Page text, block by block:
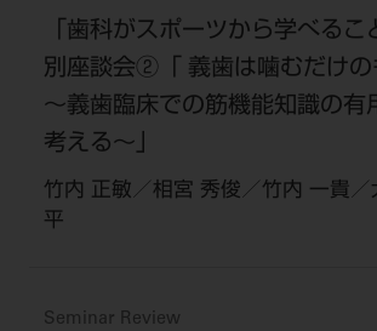
「歯科がスポーツから学べるこ
別座談会②「 義歯は噛むだけ
～義歯臨床での筋機能知識の有
考える～」
竹内 正敏／相宮 秀俊／竹内 一貴／
平
Seminar Review